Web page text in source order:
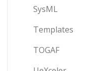
SysML
Templates
TOGAF